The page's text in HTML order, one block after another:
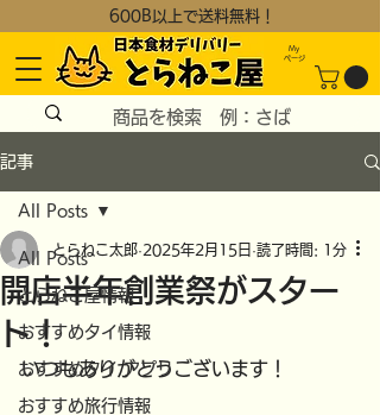
600B以上で送料無料！
My
​ページ
記事
All Posts
とらねこ屋情報
おすすめタイ情報
おすすめタイ アプリ
おすすめ旅行情報
All Posts
開店半年創業祭がスター
ト！
とらねこ太郎 2025年2月15日 読了時間: 1分
いつもありがとうございます！